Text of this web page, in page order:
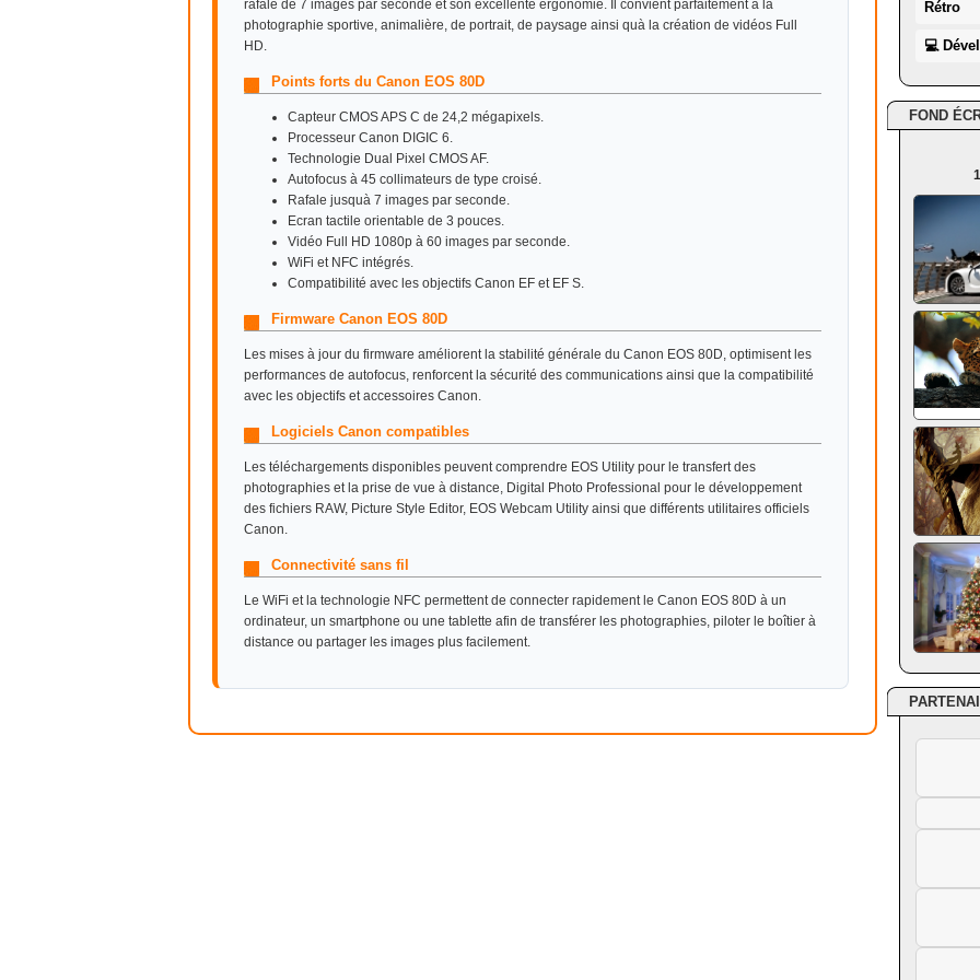
rafale de 7 images par seconde et son excellente ergonomie. Il convient parfaitement à la
photographie sportive, animalière, de portrait, de paysage ainsi quà la création de vidéos Full
HD.
Points forts du Canon EOS 80D
Capteur CMOS APS C de 24,2 mégapixels.
Processeur Canon DIGIC 6.
Technologie Dual Pixel CMOS AF.
Autofocus à 45 collimateurs de type croisé.
Rafale jusquà 7 images par seconde.
Ecran tactile orientable de 3 pouces.
Vidéo Full HD 1080p à 60 images par seconde.
WiFi et NFC intégrés.
Compatibilité avec les objectifs Canon EF et EF S.
Firmware Canon EOS 80D
Les mises à jour du firmware améliorent la stabilité générale du Canon EOS 80D, optimisent les
performances de autofocus, renforcent la sécurité des communications ainsi que la compatibilité
avec les objectifs et accessoires Canon.
Logiciels Canon compatibles
Les téléchargements disponibles peuvent comprendre EOS Utility pour le transfert des
photographies et la prise de vue à distance, Digital Photo Professional pour le développement
des fichiers RAW, Picture Style Editor, EOS Webcam Utility ainsi que différents utilitaires officiels
Canon.
Connectivité sans fil
Le WiFi et la technologie NFC permettent de connecter rapidement le Canon EOS 80D à un
ordinateur, un smartphone ou une tablette afin de transférer les photographies, piloter le boîtier à
distance ou partager les images plus facilement.
Rétro
💻
FOND